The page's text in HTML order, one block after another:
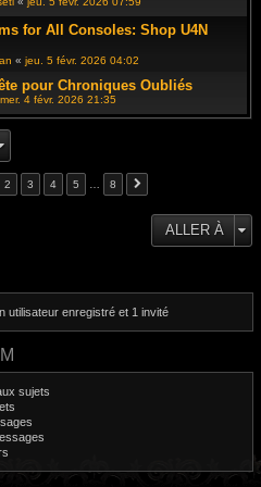
for All Consoles: Shop U4N
« jeu. 5 févr. 2026 04:02
pour Chroniques Oubliés
mer. 4 févr. 2026 21:35
2 3 4 5 8
ALLER À
utilisateur enregistré et 1 invité
sujets